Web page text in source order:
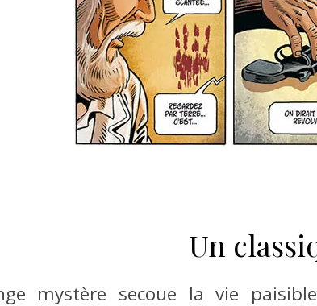
Un
mystère secoue la vie